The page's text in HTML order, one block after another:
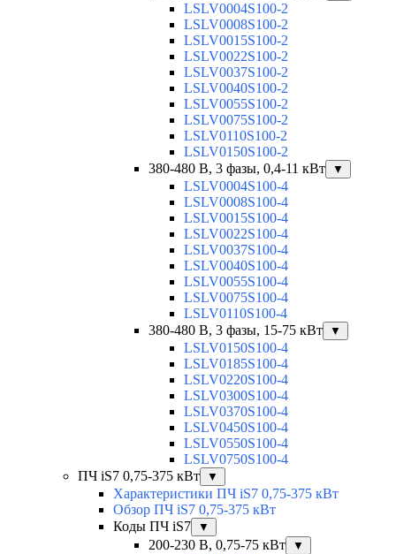
LSLV0004S100-2
LSLV0008S100-2
LSLV0015S100-2
LSLV0022S100-2
LSLV0037S100-2
LSLV0040S100-2
LSLV0055S100-2
LSLV0075S100-2
LSLV0110S100-2
LSLV0150S100-2
380-480 В, 3 фазы, 0,4-11 кВт
▼
LSLV0004S100-4
LSLV0008S100-4
LSLV0015S100-4
LSLV0022S100-4
LSLV0037S100-4
LSLV0040S100-4
LSLV0055S100-4
LSLV0075S100-4
LSLV0110S100-4
380-480 В, 3 фазы, 15-75 кВт
▼
LSLV0150S100-4
LSLV0185S100-4
LSLV0220S100-4
LSLV0300S100-4
LSLV0370S100-4
LSLV0450S100-4
LSLV0550S100-4
LSLV0750S100-4
ПЧ iS7 0,75-375 кВт
▼
Характеристики ПЧ iS7 0,75-375 кВт
Обзор ПЧ iS7 0,75-375 кВт
Коды ПЧ iS7
▼
200-230 В, 0,75-75 кВт ▼